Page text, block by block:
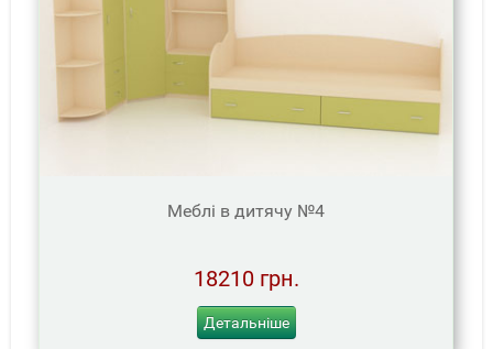
Меблі в дитячу №4
18210 грн.
Детальніше